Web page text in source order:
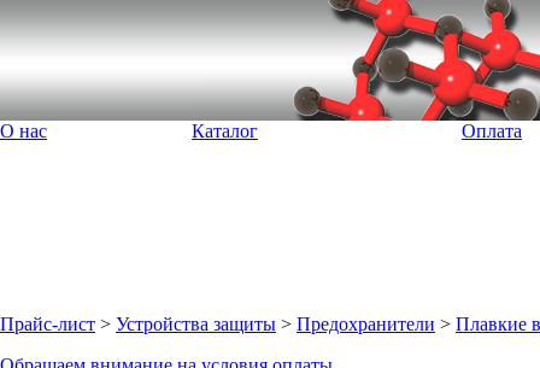
О нас Каталог Оплата
Прайс-лист > Устройства защиты > Предохранители > Плавкие